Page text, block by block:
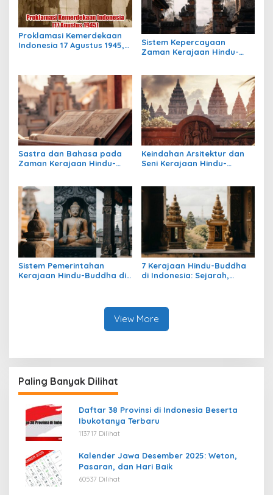
Proklamasi Kemerdekaan
Indonesia 17 Agustus 1945,
Sistem Kepercayaan
Zaman Kerajaan Hindu-
Masih Bertahan
Sastra dan Bahasa pada
Zaman Kerajaan Hindu-
Keindahan Arsitektur dan
Seni Kerajaan Hindu-
Sistem Pemerintahan
Kerajaan Hindu-Buddha di
7 Kerajaan Hindu-Buddha
di Indonesia: Sejarah,
View More
Paling Banyak Dilihat
Daftar 38 Provinsi di Indonesia Beserta
Ibukotanya Terbaru
113717 Dilihat
Kalender Jawa Desember 2025: Weton,
Pasaran, dan Hari Baik
60537 Dilihat